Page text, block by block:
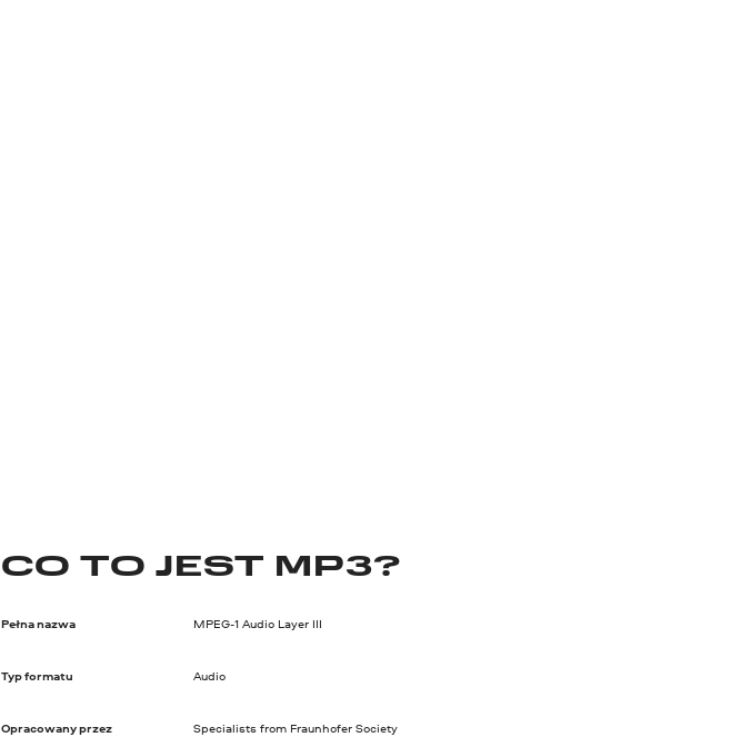
CO TO JEST MP3?
Pełna nazwa MPEG-1 Audio Layer III
Typ formatu Audio
Opracowany przez Specialists from Fraunhofer Society